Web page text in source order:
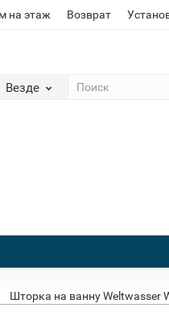
на этаж Возврат
Везде
Шторка на ванну Weltwasser